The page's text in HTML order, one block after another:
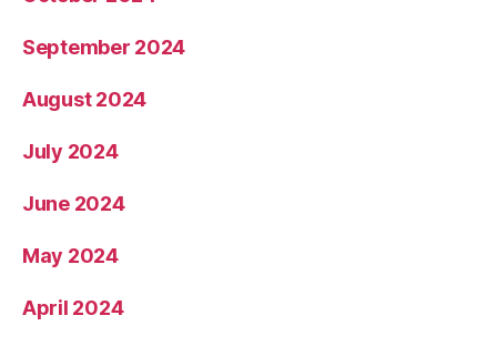
September 2024
August 2024
July 2024
June 2024
May 2024
April 2024